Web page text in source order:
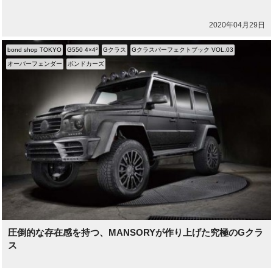
2020年04月29日
圧倒的な存在感を持つ、MANSORYが作り上げた究極のGクラ
ス
bond shop TOKYO G550 4×4² Gクラス Gクラスパーフェクトブック VOL.03
オーバーフェンダー ボンドカーズ